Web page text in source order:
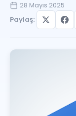
28 Mayıs 2025
Paylaş: